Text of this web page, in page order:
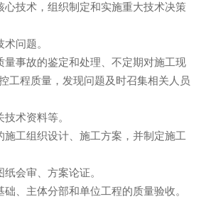
技术，组织制定和实施重大技术决策
问题。
事故的鉴定和处理、不定期对施工现
工程质量，发现问题及时召集相关人员
术资料等。
工组织设计、施工方案，并制定施工
会审、方案论证。
、主体分部和单位工程的质量验收。